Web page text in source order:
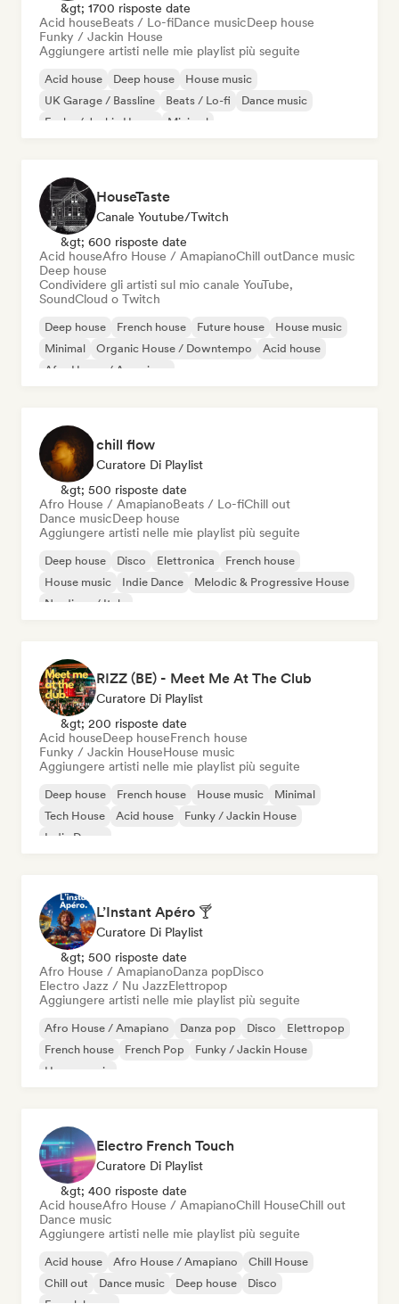
&gt; 1700 risposte date
Acid houseBeats / Lo-fiDance musicDeep house
Funky / Jackin House
Aggiungere artisti nelle mie playlist più seguite
Acid house Deep house
House music
UK Garage / Bassline
Beats / Lo-fi
Dance music
Funky / Jackin House
Minimal
HouseTaste
Canale Youtube/Twitch
&gt; 600 risposte date
Acid houseAfro House / AmapianoChill outDance music
Deep house
Condividere gli artisti sul mio canale YouTube,
SoundCloud o Twitch
Deep house French house Future house
House music
Minimal
Organic House / Downtempo
Acid house
Afro House / Amapiano
chill flow
Curatore Di Playlist
&gt; 500 risposte date
Afro House / AmapianoBeats / Lo-fiChill out
Dance musicDeep house
Aggiungere artisti nelle mie playlist più seguite
Deep house Disco Elettronica
French house
House music
Indie Dance
Melodic & Progressive House
Nu-disco / Italo
RIZZ (BE) - Meet Me At The Club
Curatore Di Playlist
&gt; 200 risposte date
Acid houseDeep houseFrench house
Funky / Jackin HouseHouse music
Aggiungere artisti nelle mie playlist più seguite
Deep house French house House music
Minimal
Tech House
Acid house
Funky / Jackin House
Indie Dance
L’Instant Apéro 🍸
Curatore Di Playlist
&gt; 500 risposte date
Afro House / AmapianoDanza popDisco
Electro Jazz / Nu JazzElettropop
Aggiungere artisti nelle mie playlist più seguite
Afro House / Amapiano Danza pop Disco
Elettropop
French house
French Pop
Funky / Jackin House
House music
Electro French Touch
Curatore Di Playlist
&gt; 400 risposte date
Acid houseAfro House / AmapianoChill HouseChill out
Dance music
Aggiungere artisti nelle mie playlist più seguite
Acid house Afro House / Amapiano
Chill House
Chill out
Dance music Deep house
Disco